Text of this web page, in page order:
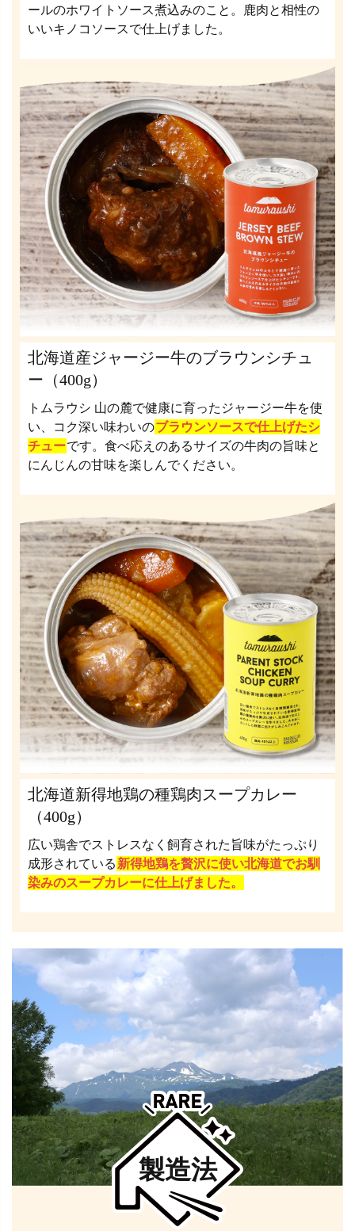
ールのホワイトソース煮込みのこと。鹿肉と相性の
いいキノコソースで仕上げました。
北海道産ジャージー牛のブラウンシチュ
ー（400g）
トムラウシ 山の麓で健康に育ったジャージー牛を使
い、コク深い味わいのブラウンソースで仕上げたシ
チューです。食べ応えのあるサイズの牛肉の旨味と
にんじんの甘味を楽しんでください。
北海道新得地鶏の種鶏肉スープカレー
（400g）
広い鶏舎でストレスなく飼育された旨味がたっぷり
成形されている 新得地鶏を贅沢に使い北海道でお馴
染みのスープカレーに仕上げました。
製造法